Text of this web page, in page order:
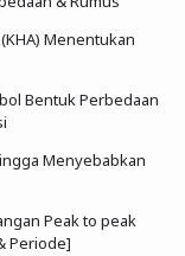
Menentukan
Bentuk Perbedaan
Menyebabkan
Peak to peak
Periode]